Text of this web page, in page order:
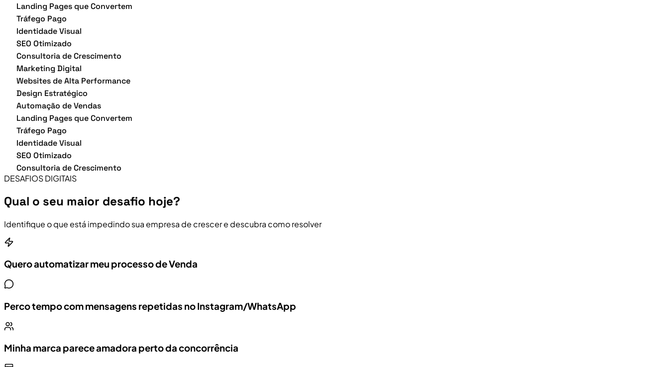
Landing Pages que Convertem
Tráfego Pago
Identidade Visual
SEO Otimizado
Consultoria de Crescimento
Marketing Digital
Websites de Alta Performance
Design Estratégico
Automação de Vendas
Landing Pages que Convertem
Tráfego Pago
Identidade Visual
SEO Otimizado
Consultoria de Crescimento
DESAFIOS DIGITAIS
Qual o seu maior desafio hoje?
Identifique o que está impedindo sua empresa de crescer e descubra como resolver
Quero automatizar meu processo de Venda
Perco tempo com mensagens repetidas no Instagram/WhatsApp
Minha marca parece amadora perto da concorrência